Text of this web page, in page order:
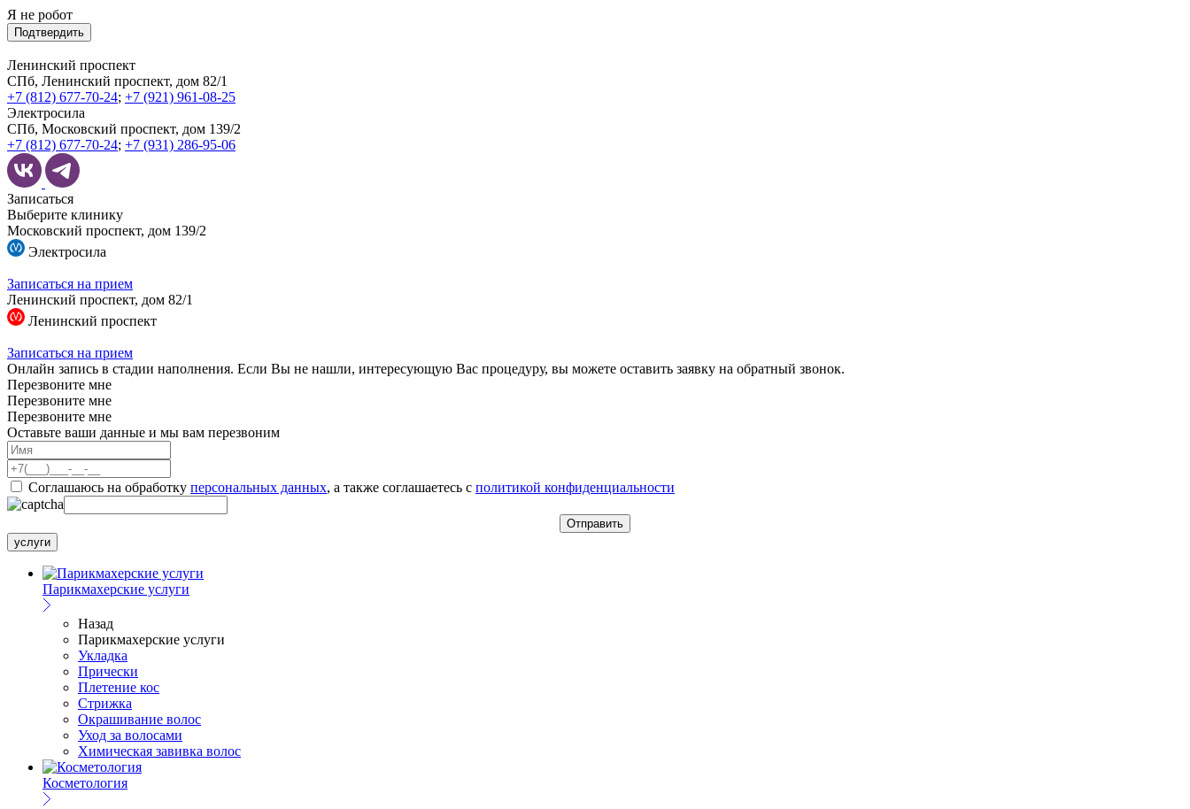
Я не робот
Подтвердить
Ленинский проспект
СПб, Ленинский проспект, дом 82/1
+7 (812) 677-70-24; +7 (921) 961-08-25
Электросила
СПб, Московский проспект, дом 139/2
+7 (812) 677-70-24; +7 (931) 286-95-06
Записаться
Выберите клинику
Московский проспект, дом 139/2
Электросила
Записаться на прием
Ленинский проспект, дом 82/1
Ленинский проспект
Записаться на прием
Онлайн запись в стадии наполнения. Если Вы не нашли, интересующую Вас процедуру, вы можете оставить заявку на обратный звонок.
Перезвоните мне
Перезвоните мне
Перезвоните мне
Оставьте ваши данные и мы вам перезвоним
Соглашаюсь на обработку персональных данных, а также соглашаетесь c политикой конфиденциальности
услуги
Парикмахерские услуги
Назад
Парикмахерские услуги
Укладка
Прически
Плетение кос
Стрижка
Окрашивание волос
Уход за волосами
Химическая завивка волос
Косметология